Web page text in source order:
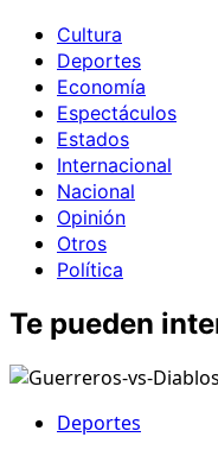
Cultura
Deportes
Economía
Espectáculos
Estados
Internacional
Nacional
Opinión
Otros
Política
Te pueden
Deportes